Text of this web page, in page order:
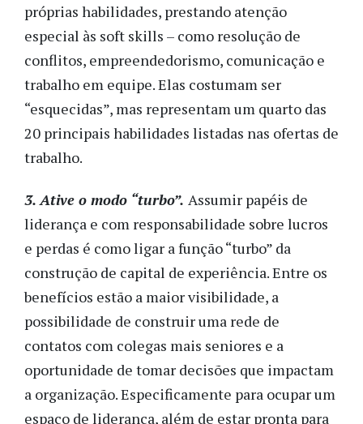
próprias habilidades, prestando atenção
especial às soft skills – como resolução de
conflitos, empreendedorismo, comunicação e
trabalho em equipe. Elas costumam ser
“esquecidas”, mas representam um quarto das
20 principais habilidades listadas nas ofertas de
trabalho.
3. Ative o modo “turbo”. Assumir papéis de
liderança e com responsabilidade sobre lucros
e perdas é como ligar a função “turbo” da
construção de capital de experiência. Entre os
benefícios estão a maior visibilidade, a
possibilidade de construir uma rede de
contatos com colegas mais seniores e a
oportunidade de tomar decisões que impactam
a organização. Especificamente para ocupar um
espaço de liderança, além de estar pronta para